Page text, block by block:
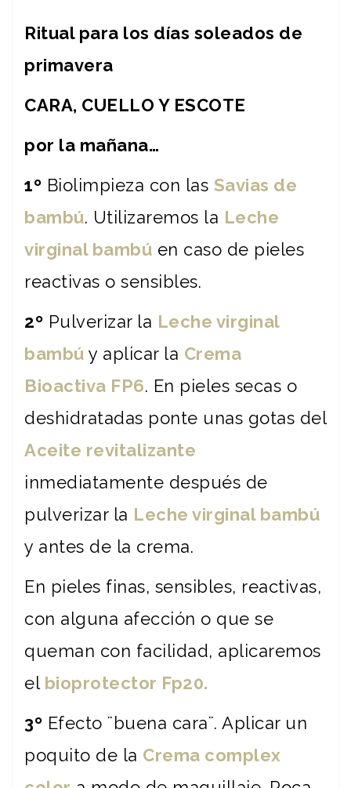
Ritual para los días soleados de
primavera
CARA, CUELLO Y ESCOTE
por la mañana…
1º Biolimpieza con las Savias de
bambú. Utilizaremos la Leche
virginal bambú en caso de pieles
reactivas o sensibles.
2º Pulverizar la Leche virginal
bambú y aplicar la Crema
Bioactiva FP6. En pieles secas o
deshidratadas ponte unas gotas del
Aceite revitalizante
inmediatamente después de
pulverizar la Leche virginal bambú
y antes de la crema.
En pieles finas, sensibles, reactivas,
con alguna afección o que se
queman con facilidad, aplicaremos
el bioprotector Fp20.
3º Efecto ¨buena cara¨. Aplicar un
poquito de la Crema complex